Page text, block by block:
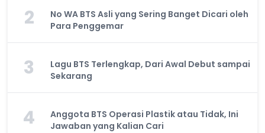
2
No WA BTS Asli yang Sering Banget Dicari oleh
Para Penggemar
3
Lagu BTS Terlengkap, Dari Awal Debut sampai
Sekarang
4
Anggota BTS Operasi Plastik atau Tidak, Ini
Jawaban yang Kalian Cari